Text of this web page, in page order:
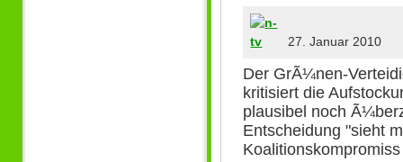
27. Januar 2010
Der GrÃ¼nen-
kritisiert die
plausibel noch
Entscheidung "sieht